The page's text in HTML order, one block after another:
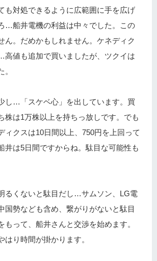
も対処できるように広範囲に手を広げ
…船井電機の利益は中々でした。この
ん。だめかもしれません。ケネディク
高値も追加で買いましたが、ツクイは
し…「スケベ心」を出しています。買
株は1万株以上を持ちっ放しです。でも
クスは10日間以上、750円を上回って
井は5日間ですからね。駄目な可能性も
るくないと駄目だし…サムソン、LG電
勢なども含め、繋がりがないと駄目
もって、船井さんと交渉を始めます。
はり時間が掛かります。